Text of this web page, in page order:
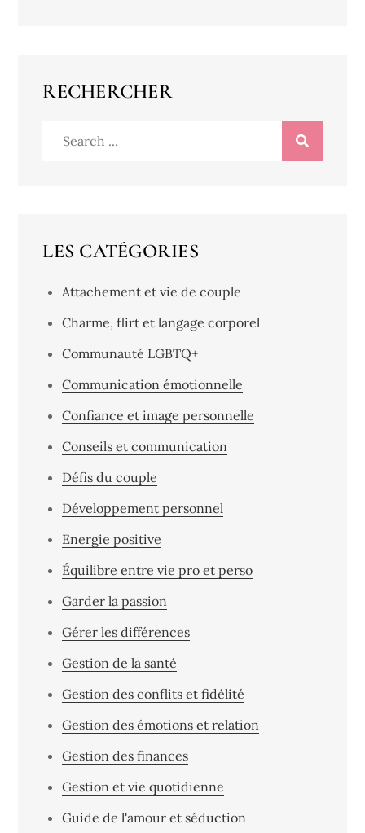
RECHERCHER
LES CATÉGORIES
Attachement et vie de couple
Charme, flirt et langage corporel
Communauté LGBTQ+
Communication émotionnelle
Confiance et image personnelle
Conseils et communication
Défis du couple
Développement personnel
Energie positive
Équilibre entre vie pro et perso
Garder la passion
Gérer les différences
Gestion de la santé
Gestion des conflits et fidélité
Gestion des émotions et relation
Gestion des finances
Gestion et vie quotidienne
Guide de l'amour et séduction